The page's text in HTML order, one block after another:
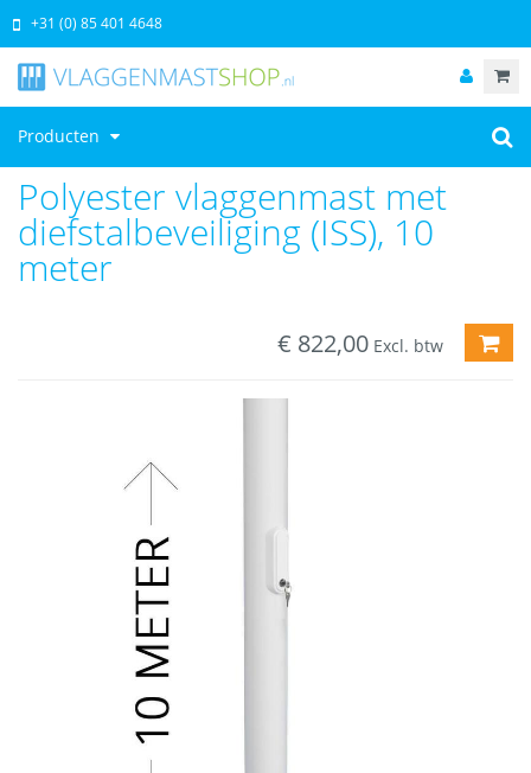
Producten
+31 (0) 85 401 4648
Polyester vlaggenmast met
diefstalbeveiliging (ISS), 10
meter
€ 822,00 Excl. btw